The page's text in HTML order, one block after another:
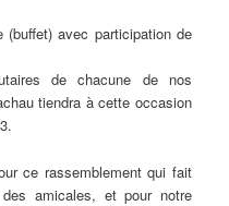
avec participation de
de chacune de nos
tiendra à cette occasion
ce rassemblement qui fait
amicales, et pour notre